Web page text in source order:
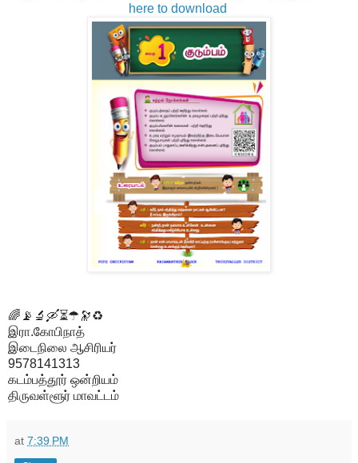
here to download
🌈📡🔬🛶⏳☂🔭♻
இரா.கோபிநாத்
இடைநிலை ஆசிரியர்
9578141313
கடம்பத்தூர் ஒன்றியம்
திருவள்ளூர் மாவட்டம்
at 7:39 PM